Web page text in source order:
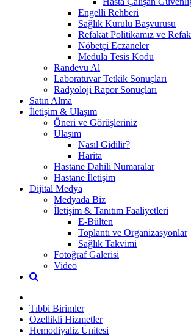
Engelli Rehberi
Sağlık Kurulu Başvurusu
Refakat Politikamız ve
Nöbetçi Eczaneler
Medula Tesis Kodu
Randevu Al
Laboratuvar Tetkik Sonuçları
Radyoloji Rapor Sonuçları
Satın Alma
İletişim & Ulaşım
Öneri ve Görüşleriniz
Ulaşım
Nasıl Gidilir?
Harita
Hastane Dahili Numaralar
Hastane İletişim
Dijital Medya
Medyada Biz
İletişim & Tanıtım Faaliyetleri
E-Bülten
Toplantı ve Organizasyonlar
Sağlık Takvimi
Fotoğraf Galerisi
Video
Tıbbi Birimler
Özellikli Hizmetler
Hemodiyaliz Ünitesi